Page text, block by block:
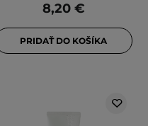
8,20 €
PRIDAŤ DO KOŠÍKA